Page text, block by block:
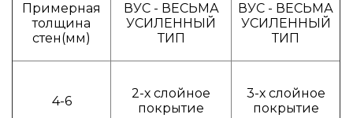
Примерная
толщина
стен(мм)
ВУС - ВЕСЬМА
УСИЛЕННЫЙ
ТИП
ВУС - ВЕСЬМА
УСИЛЕННЫЙ
ТИП
4-6
2-х слойное
покрытие
3-х слойное
покрытие